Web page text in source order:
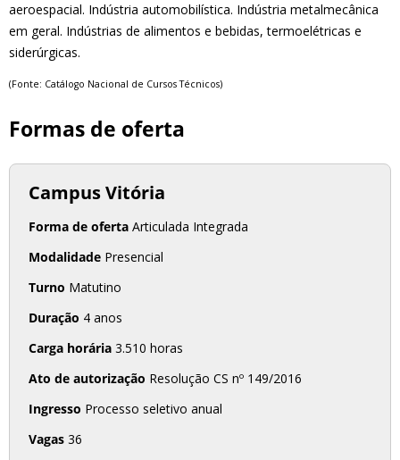
aeroespacial. Indústria automobilística. Indústria metalmecânica
em geral. Indústrias de alimentos e bebidas, termoelétricas e
siderúrgicas.
(Fonte: Catálogo Nacional de Cursos Técnicos)
Formas de oferta
Campus Vitória
Forma de oferta Articulada Integrada
Modalidade Presencial
Turno Matutino
Duração 4 anos
Carga horária 3.510 horas
Ato de autorização Resolução CS nº 149/2016
Ingresso Processo seletivo anual
Vagas 36